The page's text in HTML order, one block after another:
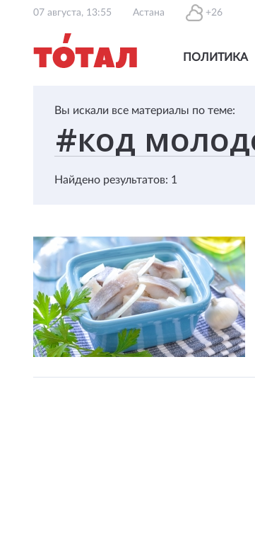
07 августа, 13:55 Астана +26
ПОЛИТИКА
Вы искали все материалы по теме:
Найдено результатов: 1